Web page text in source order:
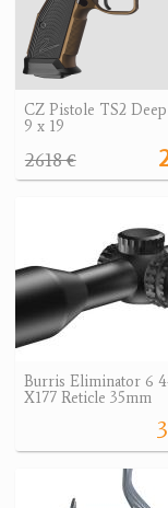
CZ Pistole TS2
9 x 19
2618 €
Burris Eliminator 6
X177 Reticle 35mm